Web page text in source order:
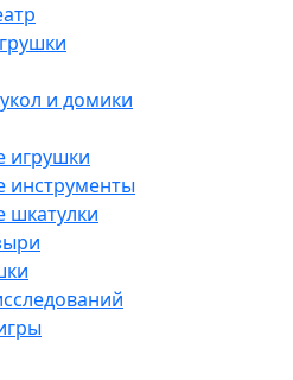
и домики
игрушки
инструменты
шкатулки